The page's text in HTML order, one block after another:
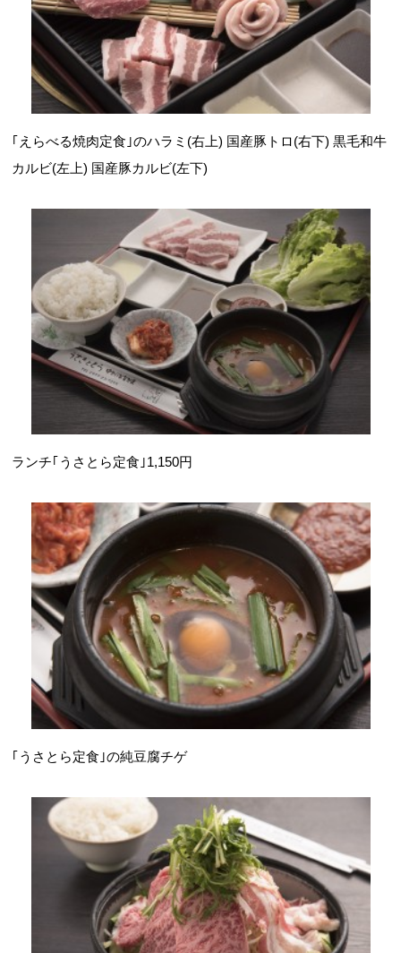
｢えらべる焼肉定食｣のハラミ(右上) 国産豚トロ(右下) 黒毛和牛
カルビ(左上) 国産豚カルビ(左下)
ランチ｢うさとら定食｣1,150円
｢うさとら定食｣の純豆腐チゲ